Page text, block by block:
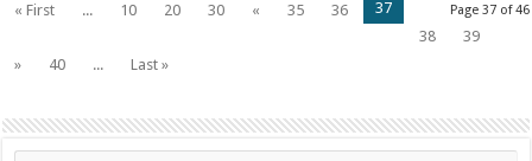
Page 37 of 46
« First ... 10 20 30 « 35 36
37
38
39
»
40 ... Last »